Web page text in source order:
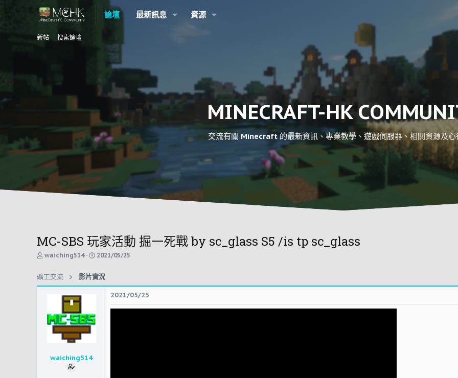
論壇 最新訊息 資源
新帖 搜索論壇
MINECRAFT-HK
交流有關 Minecraft 的最新資訊、專業教學、遊戲伺服器、相關資源及心
MC-SBS 玩家活動 掘一死戰 by sc_glass S5 /is tp sc_glass
主
起
人
waiching514
開
間
2021/05/25
礦工交流 影片實況
waiching514
2021/05/25